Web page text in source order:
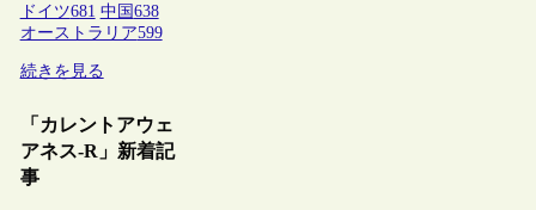
ドイツ681 中国638
オーストラリア599
続きを見る
「カレントアウェ
アネス-R」新着記
事